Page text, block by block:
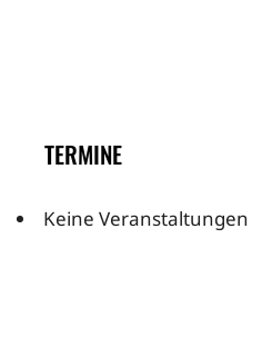
TERMINE
Keine Veranstaltungen